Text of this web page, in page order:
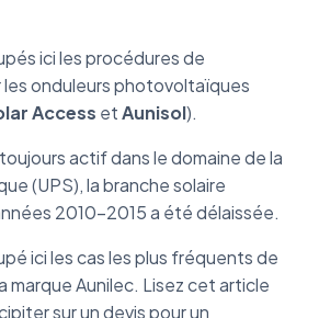
ici les procédures de
onduleurs photovoltaïques
Access etAunisol).
actif dans le domaine de la
(UPS), la branche solaire
2010-2015 a été délaissée.
ici les cas les plus fréquents de
marque Aunilec. Lisez cet article
sur un devis pour un